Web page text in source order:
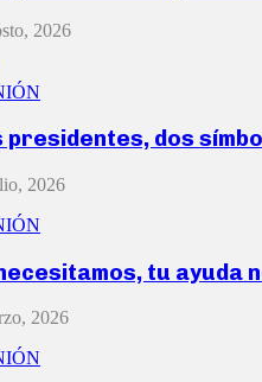
2026
presidentes, dos
2026
tu ayuda
2026